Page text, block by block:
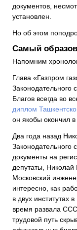
документов,
установлен.
Но об этом
Самый
Напомним
Глава «Газпром
Законодательного
Благов всегда во
диплом
он якобы окончил в
Два года назад
Законодательного
документы на
депутаты, Николай
Московский
интересно, как
в двух институтах
время развала
трудовой путь